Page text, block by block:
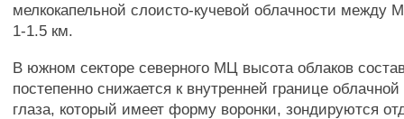
мелкокапельной слоисто-кучевой облачности между
1-1.5 км.
В южном секторе северного МЦ высота облаков
постепенно снижается к внутренней границе
глаза, который имеет форму воронки, зондируются